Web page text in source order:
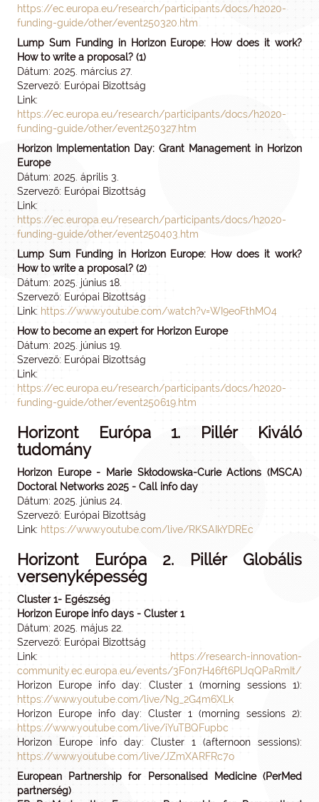
https://ec.europa.eu/research/participants/docs/h2020-
funding-guide/other/event250320.htm
Lump Sum Funding in Horizon Europe: How does it work?
How to write a proposal? (1)
Dátum: 2025. március 27.
Szervező: Európai Bizottság
Link:
https://ec.europa.eu/research/participants/docs/h2020-
funding-guide/other/event250327.htm
Horizon Implementation Day: Grant Management in Horizon
Europe
Dátum: 2025. április 3.
Szervező: Európai Bizottság
Link:
https://ec.europa.eu/research/participants/docs/h2020-
funding-guide/other/event250403.htm
Lump Sum Funding in Horizon Europe: How does it work?
How to write a proposal? (2)
Dátum: 2025. június 18.
Szervező: Európai Bizottság
Link: https://www.youtube.com/watch?v=WI9eoFthMO4
How to become an expert for Horizon Europe
Dátum: 2025. június 19.
Szervező: Európai Bizottság
Link:
https://ec.europa.eu/research/participants/docs/h2020-
funding-guide/other/event250619.htm
Horizont Európa 1. Pillér Kiváló
tudomány
Horizon Europe - Marie Skłodowska-Curie Actions (MSCA)
Doctoral Networks 2025 - Call info day
Dátum: 2025. június 24.
Szervező: Európai Bizottság
Link: https://www.youtube.com/live/RKSAIkYDREc
Horizont Európa 2. Pillér Globális
versenyképesség
Cluster 1- Egészség
Horizon Europe info days - Cluster 1
Dátum: 2025. május 22.
Szervező: Európai Bizottság
Link:
https://research-innovation-
community.ec.europa.eu/events/3F0n7H46ft6PlJqQPaRmIt/
Horizon Europe info day: Cluster 1 (morning sessions 1):
https://www.youtube.com/live/Ng_2G4m6XLk
Horizon Europe info day: Cluster 1 (morning sessions 2):
https://www.youtube.com/live/iYuTBQFupbc
Horizon Europe info day: Cluster 1 (afternoon sessions):
https://www.youtube.com/live/JZmXARFRc7o
European Partnership for Personalised Medicine (PerMed
partnerség)